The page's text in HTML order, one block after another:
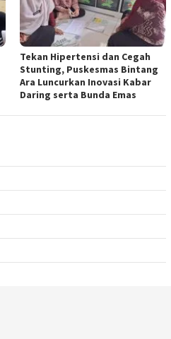
Tekan Hipertensi dan Cegah
Stunting, Puskesmas Bintang
Ara Luncurkan Inovasi Kabar
Daring serta Bunda Emas